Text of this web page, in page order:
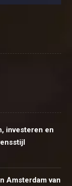
investeren en
Amsterdam van